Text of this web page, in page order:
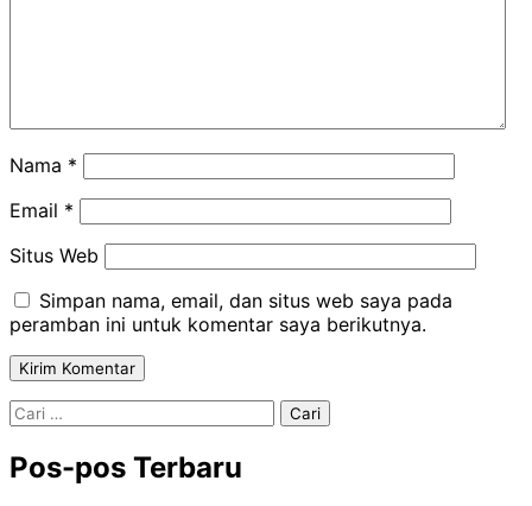
Nama *
Email *
Situs Web
Simpan nama, email, dan situs web saya pada
peramban ini untuk komentar saya berikutnya.
Cari
Pos-pos Terbaru